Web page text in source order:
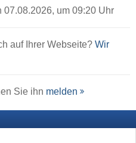
07.08.2026, um 09:20 Uhr
auf Ihrer Webseite? Wir
Sie ihn melden